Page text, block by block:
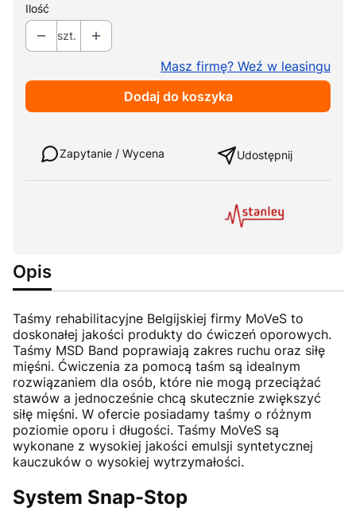
Ilość
szt.
Masz firmę? Weź w leasingu
Dodaj do koszyka
Zapytanie / Wycena Udostępnij
Opis
Taśmy rehabilitacyjne Belgijskiej firmy MoVeS to
doskonałej jakości produkty do ćwiczeń oporowych.
Taśmy MSD Band poprawiają zakres ruchu oraz siłę
mięśni. Ćwiczenia za pomocą taśm są idealnym
rozwiązaniem dla osób, które nie mogą przeciążać
stawów a jednocześnie chcą skutecznie zwiększyć
siłę mięśni. W ofercie posiadamy taśmy o różnym
poziomie oporu i długości. Taśmy MoVeS są
wykonane z wysokiej jakości emulsji syntetycznej
kauczuków o wysokiej wytrzymałości.
System Snap-Stop